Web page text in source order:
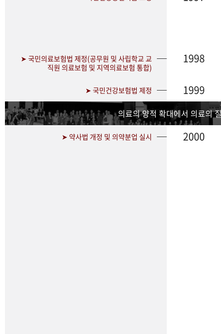
➤ 국민의료보험법 제정(공무원 및 사립학교 교
직원 의료보험 및 지역의료보험 통합)
1998
➤ 국민건강보험법 제정 1999
의료의 양적 확대에서 의료의
➤ 약사법 개정 및 의약분업 실시 2000